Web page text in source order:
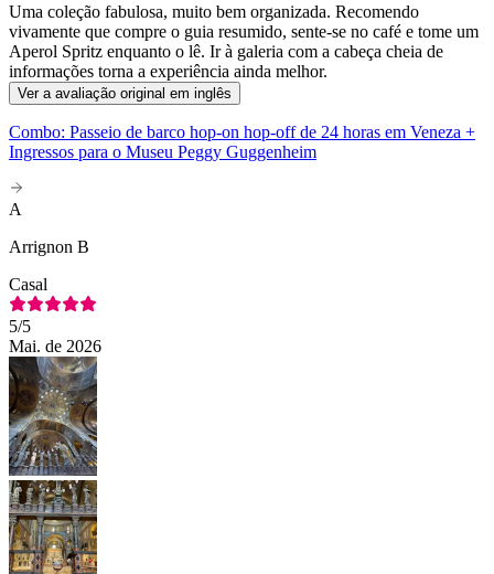
Uma coleção fabulosa, muito bem organizada. Recomendo
vivamente que compre o guia resumido, sente-se no café e tome um
Aperol Spritz enquanto o lê. Ir à galeria com a cabeça cheia de
informações torna a experiência ainda melhor.
Ver a avaliação original em inglês
Combo: Passeio de barco hop-on hop-off de 24 horas em Veneza +
Ingressos para o Museu Peggy Guggenheim
A
Arrignon B
Casal
5/5
Mai. de 2026